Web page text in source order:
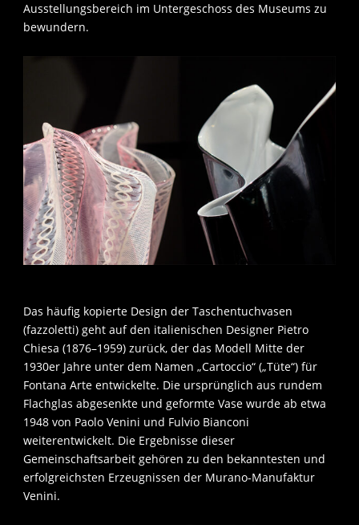
Ausstellungsbereich im Untergeschoss des Museums zu
bewundern.
Das häufig kopierte Design der Taschentuchvasen
(fazzoletti) geht auf den italienischen Designer Pietro
Chiesa (1876–1959) zurück, der das Modell Mitte der
1930er Jahre unter dem Namen „Cartoccio“ („Tüte“) für
Fontana Arte entwickelte. Die ursprünglich aus rundem
Flachglas abgesenkte und geformte Vase wurde ab etwa
1948 von Paolo Venini und Fulvio Bianconi
weiterentwickelt. Die Ergebnisse dieser
Gemeinschaftsarbeit gehören zu den bekanntesten und
erfolgreichsten Erzeugnissen der Murano-Manufaktur
Venini.